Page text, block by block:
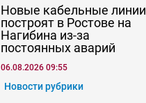
Новые кабельные линии
построят в Ростове на
Нагибина из-за
постоянных аварий
06.08.2026 09:55
Новости рубрики